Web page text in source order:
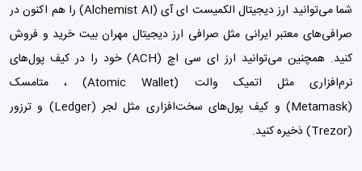
شما می‌توانید ارز دیجیتال الکمیست ای آی (Alchemist AI) را هم اکنون در
صرافی‌های معتبر ایرانی مثل صرافی ارز دیجیتال مهران بیت خرید و فروش
کنید. همچنین می‌توانید ارز ای سی اچ (ACH) خود را در کیف پول‌های
نرم‌افزاری مثل اتمیک والت (Atomic Wallet) ،
متامسک
(Metamask)
و کیف پول‌
های سخت‌افزاری مثل لجر (Ledger) و ترزور
(Trezor) ذخیره کنید.